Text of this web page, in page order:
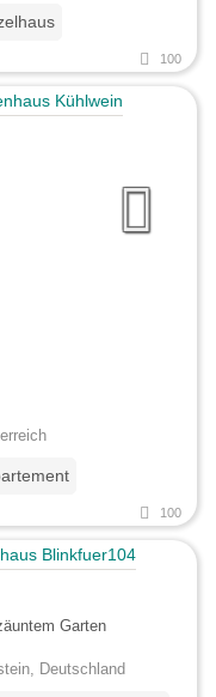
100
100
Garten
Deutschland